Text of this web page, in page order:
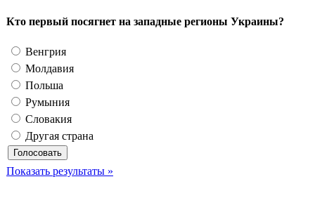
Кто первый посягнет на западные регионы Украины?
Венгрия
Молдавия
Польша
Румыния
Словакия
Другая страна
Показать результаты »